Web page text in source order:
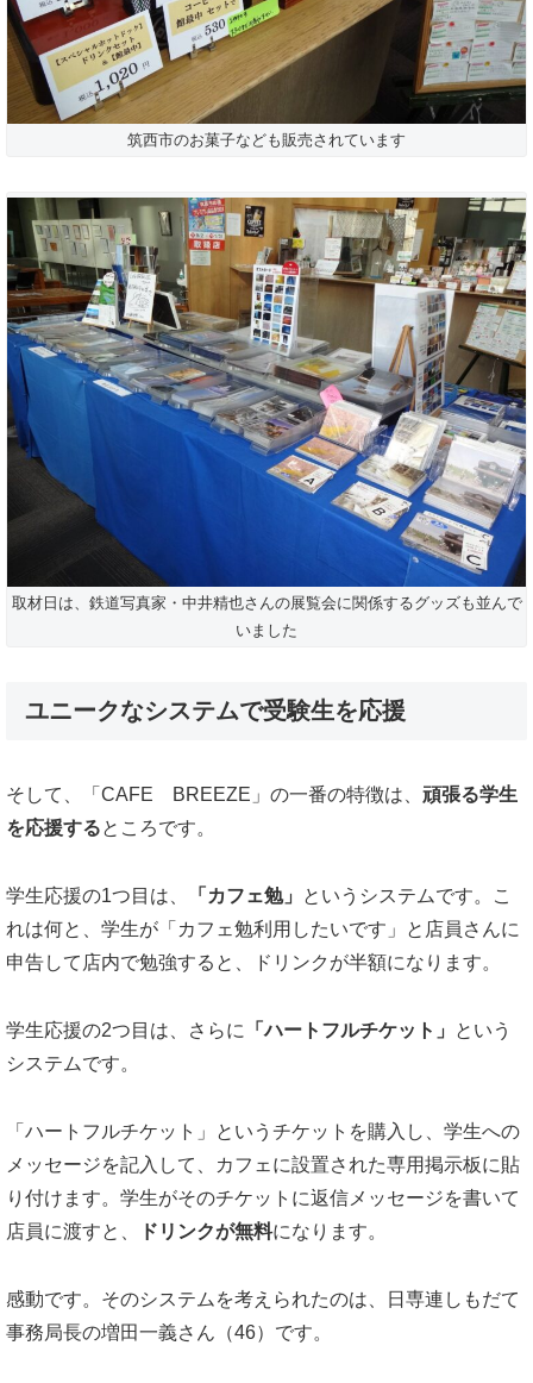
筑西市のお菓子なども販売されています
取材日は、鉄道写真家・中井精也さんの展覧会に関係するグッズも並んで
いました
ユニークなシステムで受験生を応援
そして、「CAFE BREEZE」の一番の特徴は、 頑張る学生
を応援するところです。
学生応援の1つ目は、 「カフェ勉」
というシステムです。こ
れは何と、学生が「カフェ勉利用したいです」と店員さんに
申告して店内で勉強すると、ドリンクが半額になります。
学生応援の2つ目は、さらに 「ハートフルチケット」
という
システムです。
「ハートフルチケット」というチケットを購入し、学生への
メッセージを記入して、カフェに設置された専用掲示板に貼
り付けます。学生がそのチケットに返信メッセージを書いて
店員に渡すと、
ドリンクが無料になります。
感動です。そのシステムを考えられたのは、日専連しもだて
事務局長の増田一義さん（46）です。